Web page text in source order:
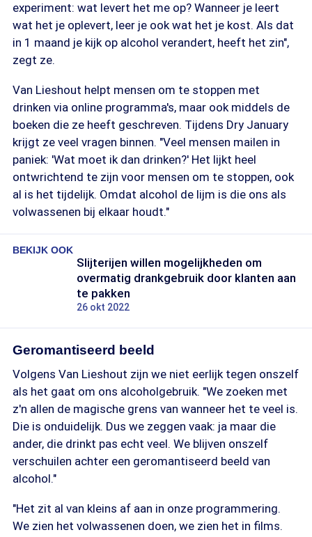
experiment: wat levert het me op? Wanneer je leert
wat het je oplevert, leer je ook wat het je kost. Als dat
in 1 maand je kijk op alcohol verandert, heeft het zin",
zegt ze.
Van Lieshout helpt mensen om te stoppen met
drinken via online programma's, maar ook middels de
boeken die ze heeft geschreven. Tijdens Dry January
krijgt ze veel vragen binnen. "Veel mensen mailen in
paniek: 'Wat moet ik dan drinken?' Het lijkt heel
ontwrichtend te zijn voor mensen om te stoppen, ook
al is het tijdelijk. Omdat alcohol de lijm is die ons als
volwassenen bij elkaar houdt."
BEKIJK OOK
Slijterijen willen mogelijkheden om
overmatig drankgebruik door klanten aan
te pakken
26 okt 2022
Geromantiseerd beeld
Volgens Van Lieshout zijn we niet eerlijk tegen onszelf
als het gaat om ons alcoholgebruik. "We zoeken met
z'n allen de magische grens van wanneer het te veel is.
Die is onduidelijk. Dus we zeggen vaak: ja maar die
ander, die drinkt pas echt veel. We blijven onszelf
verschuilen achter een geromantiseerd beeld van
alcohol."
"Het zit al van kleins af aan in onze programmering.
We zien het volwassenen doen, we zien het in films.